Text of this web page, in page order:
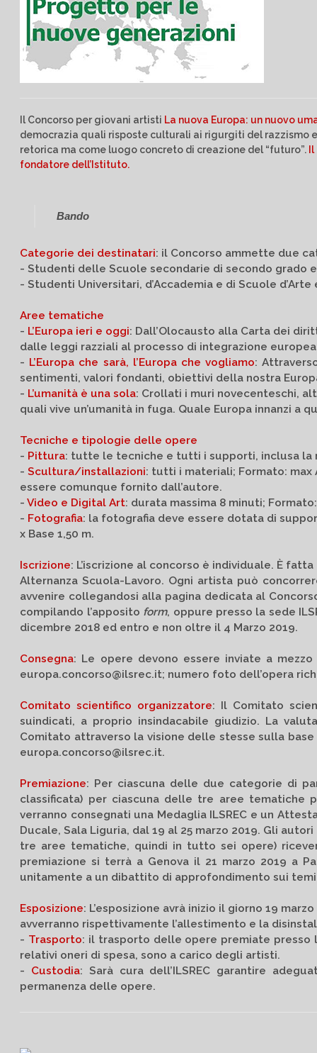
Il Concorso per giovani artisti La nuova Europa: un nuovo
democrazia quali risposte culturali ai rigurgiti del razzismo
retorica ma come luogo concreto di creazione del “futuro”.
fondatore dell’Istituto.
Bando
Categorie dei destinatari: il Concorso ammette due
- Studenti delle Scuole secondarie di secondo grado
- Studenti Universitari, d’Accademia e di Scuole d’Arte
Aree tematiche
- L’Europa ieri e oggi: Dall’Olocausto alla Carta dei
dalle leggi razziali al processo di integrazione
- L’Europa che sarà, l’Europa che vogliamo:
sentimenti, valori fondanti, obiettivi della nostra
- L’umanità è una sola: Crollati i muri novecenteschi,
quali vive un’umanità in fuga. Quale Europa innanzi a
Tecniche e tipologie delle opere
- Pittura: tutte le tecniche e tutti i supporti, inclusa la
-Scultura/installazioni: tutti i materiali; Formato: max
essere comunque fornito dall’autore.
-Video e Digital Art: durata massima 8 minuti;
- Fotografia: la fotografia deve essere dotata di
x Base 1,50 m.
Iscrizione: L’iscrizione al concorso è individuale. È
Alternanza Scuola-Lavoro. Ogni artista può
avvenire collegandosi alla pagina dedicata al
compilando l’apposito form, oppure presso la sede
dicembre 2018 ed entro e non oltre il 4 Marzo 2019.
Consegna: Le opere devono essere inviate a
europa.concorso@ilsrec.it; numero foto dell’opera
Comitato scientifico organizzatore: Il Comitato
suindicati, a proprio insindacabile giudizio. La
Comitato attraverso la visione delle stesse sulla
europa.concorso@ilsrec.it.
Premiazione: Per ciascuna delle due categorie di
classificata) per ciascuna delle tre aree
verranno consegnati una Medaglia ILSREC e un
Ducale, Sala Liguria, dal 19 al 25 marzo 2019. Gli
tre aree tematiche, quindi in tutto sei opere)
premiazione si terrà a Genova il 21 marzo 2019 a
unitamente a un dibattito di approfondimento sui
Esposizione: L’esposizione avrà inizio il giorno 19
avverranno rispettivamente l’allestimento e la
- Trasporto: il trasporto delle opere premiate presso
relativi oneri di spesa, sono a carico degli artisti.
- Custodia: Sarà cura dell’ILSREC garantire
permanenza delle opere.